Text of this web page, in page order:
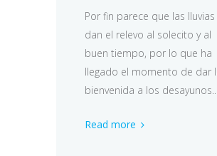
Por fin parece que las lluvias
dan el relevo al solecito y al
buen tiempo, por lo que ha
llegado el momento de dar
bienvenida a los desayunos...
Read more